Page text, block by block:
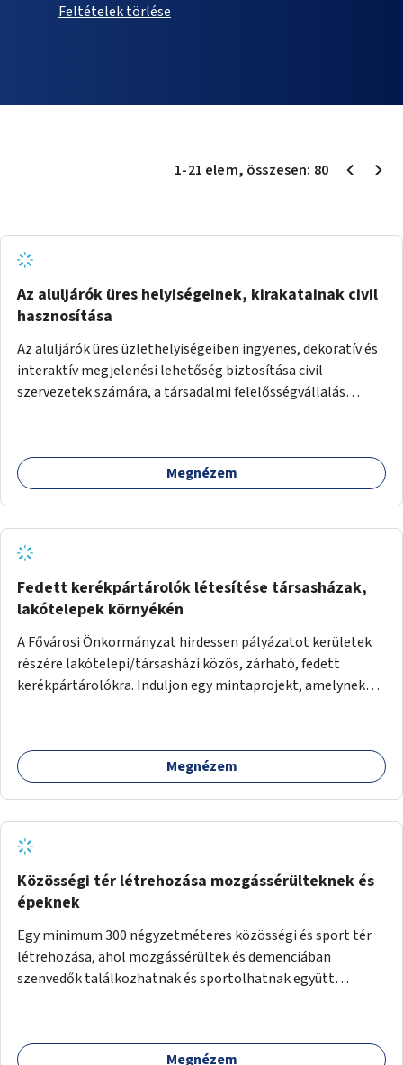
Feltételek törlése
1-21 elem, összesen: 80
Az aluljárók üres helyiségeinek, kirakatainak civil
hasznosítása
Az aluljárók üres üzlethelyiségeiben ingyenes, dekoratív és
interaktív megjelenési lehetőség biztosítása civil
szervezetek számára, a társadalmi felelősségvállalás
például rajzokkal, kérdésekkel, üzenetküldési lehetőséggel
vagy akciónapokkal – bérleti és közüzemi díjak nélkül, a
Megnézem
Fedett kerékpártárolók létesítése társasházak,
lakótelepek környékén
A Fővárosi Önkormányzat hirdessen pályázatot kerületek
részére lakótelepi/társasházi közös, zárható, fedett
kerékpártárolókra. Induljon egy mintaprojekt, amelynek
Megnézem
Közösségi tér létrehozása mozgássérülteknek és
épeknek
Egy minimum 300 négyzetméteres közösségi és sport tér
létrehozása, ahol mozgássérültek és demenciában
szenvedők találkozhatnak és sportolhatnak együtt
tud játszani, fontos, hogy a téren legyenek formájukban,
Megnézem